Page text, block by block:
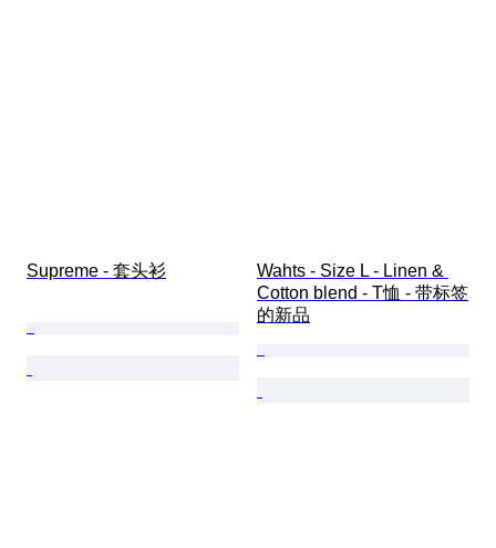
Supreme - 套头衫
Wahts - Size L - Linen &
Cotton blend - T恤 - 带标签
的新品